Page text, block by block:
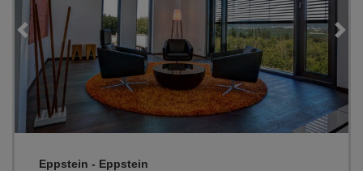
Eppstein - Eppstein